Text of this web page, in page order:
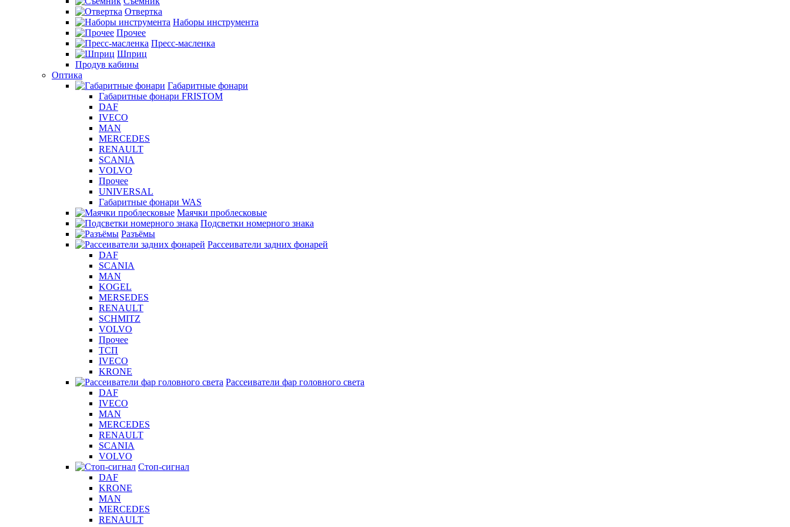
Отвертка
Наборы инструмента
Прочее
Пресс-масленка
Шприц
Продув кабины
Оптика
Габаритные фонари
Габаритные фонари FRISTOM
DAF
IVECO
MAN
MERCEDES
RENAULT
SCANIA
VOLVO
Прочее
UNIVERSAL
Габаритные фонари WAS
Маячки проблесковые
Подсветки номерного знака
Разъёмы
Рассеиватели задних фонарей
DAF
SCANIA
MAN
KOGEL
MERSEDES
RENAULT
SCHMITZ
VOLVO
Прочее
ТСП
IVECO
KRONE
Рассеиватели фар головного света
DAF
IVECO
MAN
MERCEDES
RENAULT
SCANIA
VOLVO
Стоп-сигнал
DAF
KRONE
MAN
MERCEDES
RENAULT